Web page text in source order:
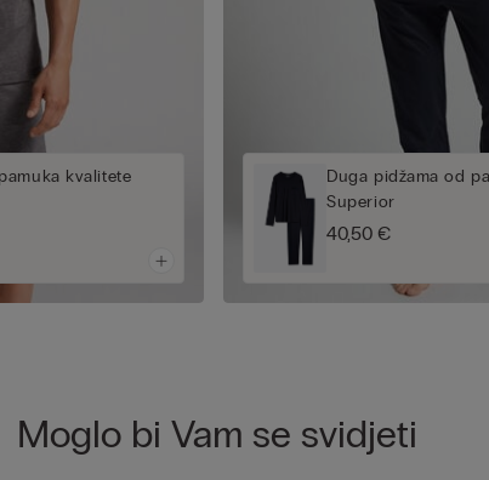
kvalitete
Duga pidžama od
Superior
40,50 €
Moglo bi Vam se svidjeti